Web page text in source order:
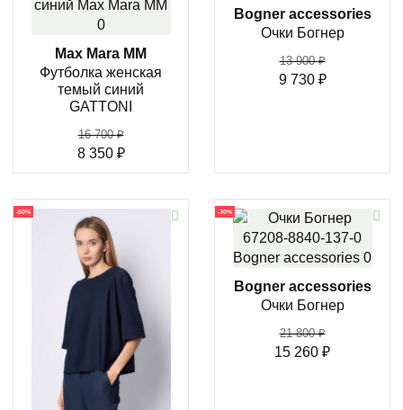
Max Mara MM
Футболка женская
темый синий
GATTONI
16 700₽
8 350 ₽
Bogner accessories
Очки Богнер
13 900₽
9 730 ₽
-50% -30%
Bogner accessories
Очки Богнер
21 800₽
15 260 ₽